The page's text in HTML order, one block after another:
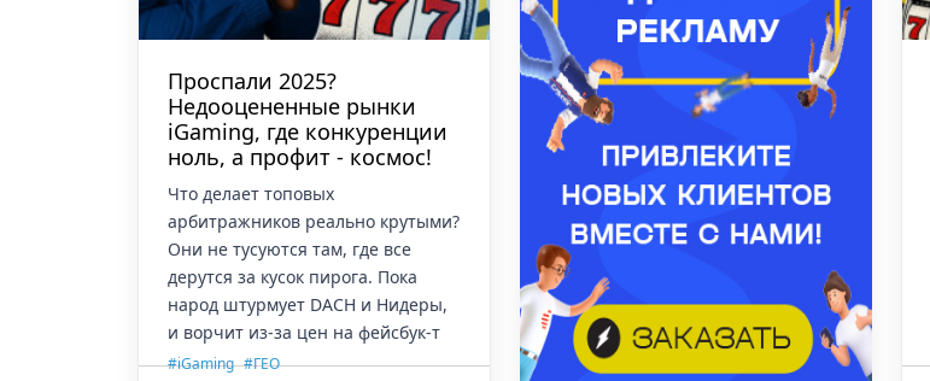
Проспали 2025?
Недооцененные рынки
iGaming, где конкуренции
ноль, а профит - космос!
Что делает топовых
арбитражников реально крутыми?
Они не тусуются там, где все
дерутся за кусок пирога. Пока
народ штурмует DACH и Нидеры,
и ворчит из-за цен на фейсбук-т
#iGaming,#ГЕО